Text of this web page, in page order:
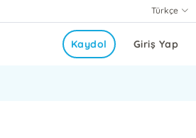
Türkçe
Giriş Yap
Kaydol